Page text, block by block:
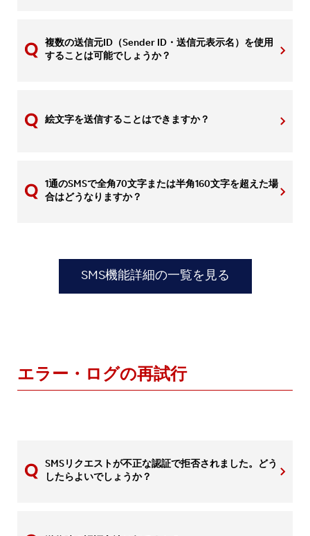
複数の送信元ID（Sender ID・送信元表示名）を使用
することは可能でしょうか？
絵文字を送信することはできますか？
1通のSMSで全角70文字または半角160文字を超えた場
合はどうなりますか？
SMS機能詳細の一覧を見る
エラー・ログの再試行
SMSリクエストが不正な認証で拒否されました。どう
したらよいでしょうか？